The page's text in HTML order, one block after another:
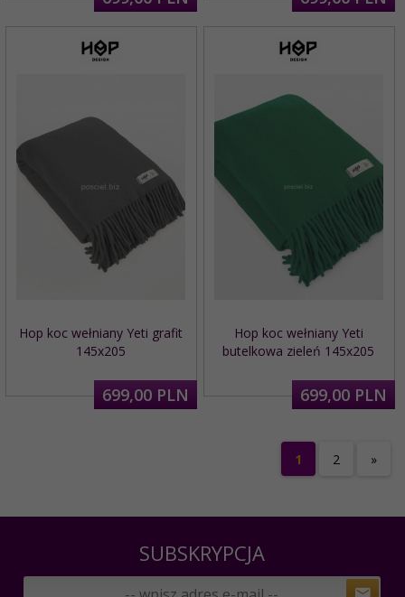
Hop koc wełniany Yeti grafit
145x205
699,00 PLN
Hop koc wełniany Yeti
butelkowa zieleń 145x205
699,00 PLN
1 2 »
SUBSKRYPCJA